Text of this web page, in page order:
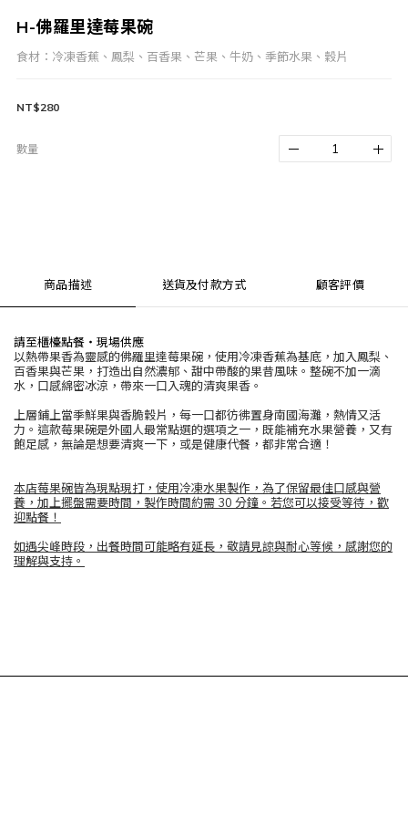
H-佛羅里達莓果碗
食材：冷凍香蕉、鳳梨、百香果、芒果、牛奶、季節水果、穀片
NT$280
數量
商品描述 送貨及付款方式 顧客評價
請至櫃檯點餐‧現場供應
以熱帶果香為靈感的佛羅里達莓果碗，使用冷凍香蕉為基底，加入鳳梨、
百香果與芒果，打造出自然濃郁、甜中帶酸的果昔風味。整碗不加一滴
水，口感綿密冰涼，帶來一口入魂的清爽果香。
上層鋪上當季鮮果與香脆穀片，每一口都彷彿置身南國海灘，熱情又活
力。這款莓果碗是外國人最常點選的選項之一，既能補充水果營養，又有
飽足感，無論是想要清爽一下，或是健康代餐，都非常合適！
本店莓果碗皆為現點現打，使用冷凍水果製作，為了保留最佳口感與營
養，加上擺盤需要時間，製作時間約需 30 分鐘。若您可以接受等待，歡
迎點餐！
如遇尖峰時段，出餐時間可能略有延長，敬請見諒與耐心等候，感謝您的
理解與支持。